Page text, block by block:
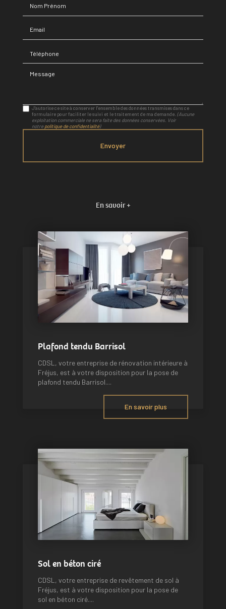
Message
J'autorise ce site à conserver l'ensemble des données transmises dans ce
formulaire pour faciliter le suivi et le traitement de ma demande.(Aucune
exploitation commerciale ne sera faite des données conservées. Voir
notrepolitique de confidentialité)
En savoir +
Plafond tendu Barrisol
CDSL, votre entreprise de rénovation intérieure à
Fréjus, est à votre disposition pour la pose de
plafond tendu Barrisol....
En savoir plus
Sol en béton ciré
CDSL, votre entreprise de revêtement de sol à
Fréjus, est à votre disposition pour la pose de
sol en béton ciré....